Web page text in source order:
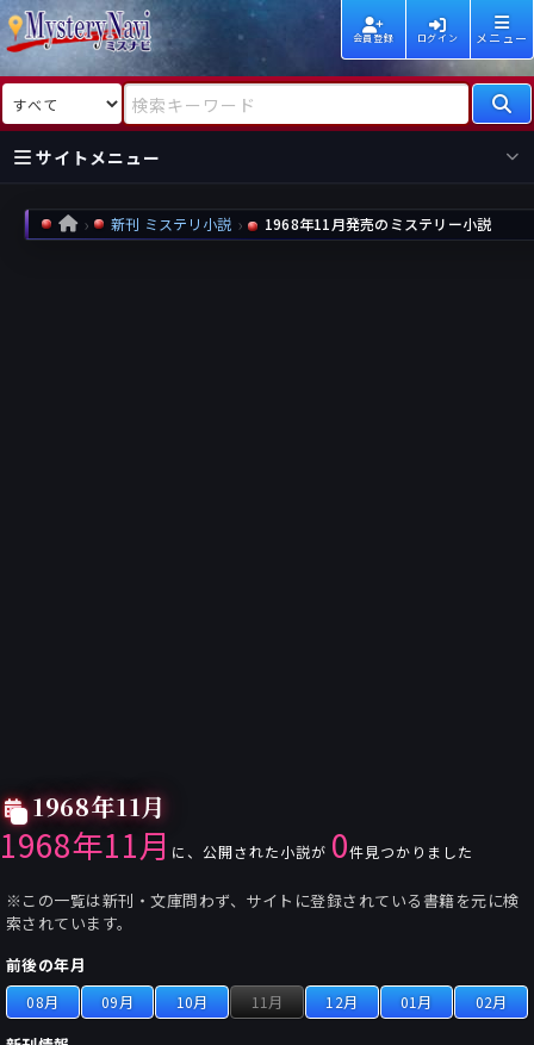
会員登録 ログイン メニュー
検索対象 検索キーワード
サイトメニュー
国内
作家
海外
作家
新着
レビュー
新刊
情報
HOME 新刊 ミステリ小説 1968年11月発売のミステリー小説
1968年11月
1968年11月 に、公開された小説が 0件見つかりました
※この一覧は新刊・文庫問わず、サイトに登録されている書籍を元に検
索されています。
前後の年月
08月 09月 10月 11月 12月 01月 02月